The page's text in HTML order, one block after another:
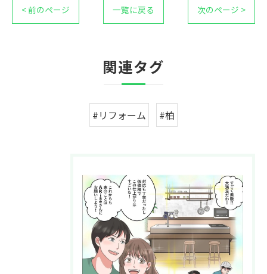
< 前のページ 一覧に戻る 次のページ >
関連タグ
#リフォーム #柏